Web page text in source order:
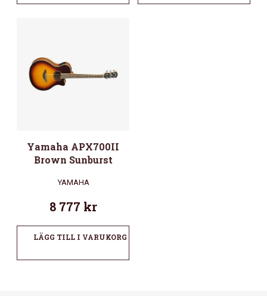
Yamaha APX700II
Brown Sunburst
YAMAHA
8 777 kr
LÄGG TILL I VARUKORG